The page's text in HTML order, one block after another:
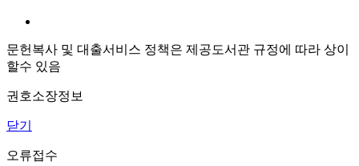
문헌복사 및 대출서비스 정책은 제공도서관 규정에 따라 상이
할수 있음
권호소장정보
닫기
오류접수